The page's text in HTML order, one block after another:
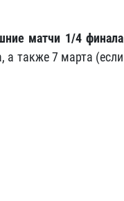
матчи 1/4 финала
а также 7 марта (если